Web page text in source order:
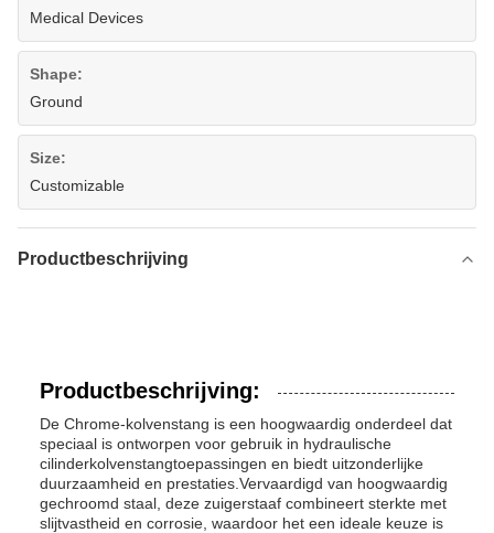
Medical Devices
Shape:
Ground
Size:
Customizable
Productbeschrijving
Productbeschrijving:
De Chrome-kolvenstang is een hoogwaardig onderdeel dat
speciaal is ontworpen voor gebruik in hydraulische
cilinderkolvenstangtoepassingen en biedt uitzonderlijke
duurzaamheid en prestaties.Vervaardigd van hoogwaardig
gechroomd staal, deze zuigerstaaf combineert sterkte met
slijtvastheid en corrosie, waardoor het een ideale keuze is